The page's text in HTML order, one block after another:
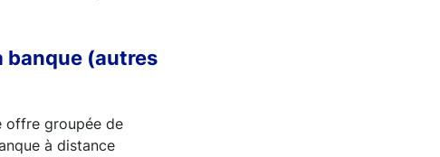
banque (autres
offre groupée de
à distance